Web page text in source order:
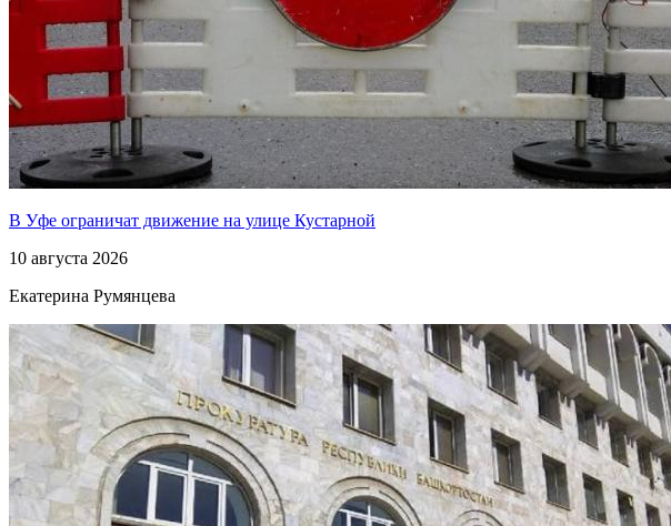
В Уфе ограничат движение на улице Кустарной
10 августа 2026
Екатерина Румянцева